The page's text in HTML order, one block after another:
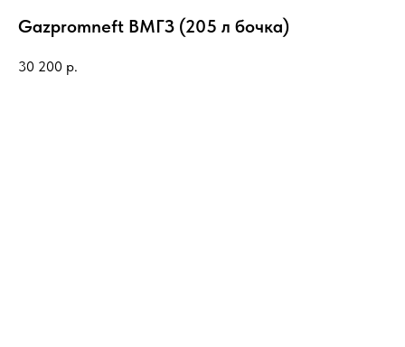
Gazpromneft ВМГЗ (205 л бочка)
30 200 р.